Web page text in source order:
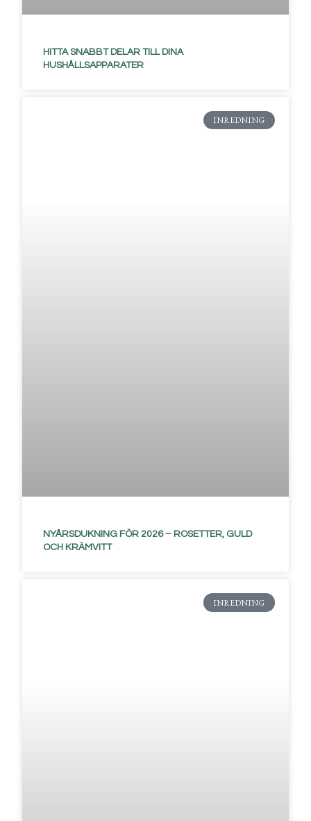
HITTA SNABBT DELAR TILL DINA
HUSHÅLLSAPPARATER
INREDNING
NYÅRSDUKNING FÖR 2026 – ROSETTER, GULD
OCH KRÄMVITT
INREDNING